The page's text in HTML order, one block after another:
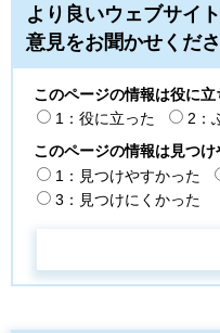
より良いウェブサイ
意見をお聞かせくだ
このページの情報は役に立
1：役に立った
2：
このページの情報は見つ
1：見つけやすかった
3：見つけにくかった